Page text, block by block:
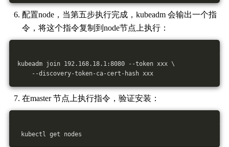
配置node，当第五步执行完成，kubeadm 会输出一个指
令，将这个指令复制到node节点上执行：
kubeadm join 192.168.18.1:8080 --token xxx \
--discovery-token-ca-cert-hash xxx
在master 节点上执行指令，验证安装：
kubectl get nodes